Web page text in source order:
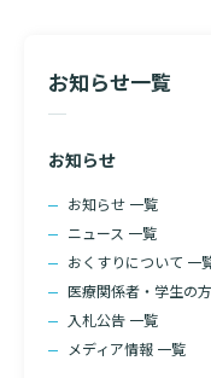
お知らせ一覧
お知らせ
お知らせ 一覧
ニュース 一覧
おくすりについて 一
医療関係者・学生の
入札公告 一覧
メディア情報 一覧